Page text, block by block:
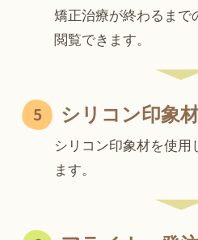
矯正治療が終わるまで
閲覧できます。
シリコン印象
シリコン印象材を使用
ます。